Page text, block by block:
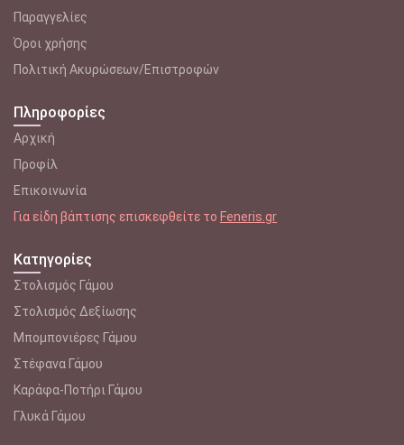
Παραγγελίες
Όροι χρήσης
Πολιτική Ακυρώσεων/Επιστροφών
Πληροφορίες
Αρχική
Προφίλ
Επικοινωνία
Για είδη βάπτισης επισκεφθείτε το Feneris.gr
Κατηγορίες
Στολισμός Γάμου
Στολισμός Δεξίωσης
Μπομπονιέρες Γάμου
Στέφανα Γάμου
Καράφα-Ποτήρι Γάμου
Γλυκά Γάμου